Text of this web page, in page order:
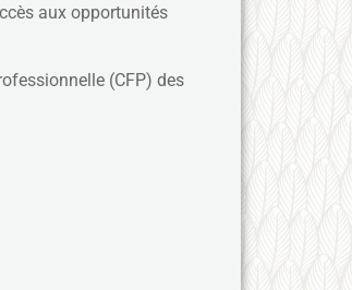
aux opportunités
(CFP) des